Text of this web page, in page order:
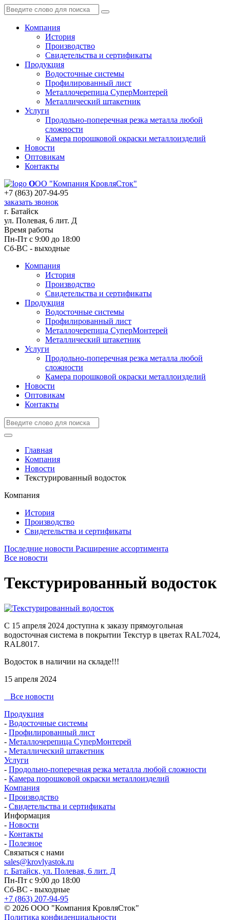
Компания
История
Производство
Свидетельства и сертификаты
Продукция
Водосточные системы
Профилированный лист
Металлочерепица СуперМонтерей
Металлический штакетник
Услуги
Продольно-поперечная резка металла любой
сложности
Камера порошковой окраски металлоизделий
Новости
Оптовикам
Контакты
ООО "Компания КровляСток"
+7 (863) 207-94-95
заказать звонок
г. Батайск
ул. Полевая, 6 лит. Д
Время работы
Пн-Пт с 9:00 до 18:00
Сб-ВС - выходные
Компания
История
Производство
Свидетельства и сертификаты
Продукция
Водосточные системы
Профилированный лист
Металлочерепица СуперМонтерей
Металлический штакетник
Услуги
Продольно-поперечная резка металла любой
сложности
Камера порошковой окраски металлоизделий
Новости
Оптовикам
Контакты
Главная
Компания
Новости
Текстурированный водосток
Компания
История
Производство
Свидетельства и сертификаты
Последние новости Расширение ассортимента
Все новости
Текстурированный водосток
С 15 апреля 2024 доступна к заказу прямоугольная
водосточная система в покрытии Текстур в цветах RAL7024,
RAL8017.
Водосток в наличии на складе!!!
15 апреля 2024
Все новости
Продукция
- Водосточные системы
- Профилированный лист
- Металлочерепица СуперМонтерей
- Металлический штакетник
Услуги
- Продольно-поперечная резка металла любой сложности
- Камера порошковой окраски металлоизделий
Компания
- Производство
- Свидетельства и сертификаты
Информация
- Новости
- Контакты
- Полезное
Связаться с нами
sales@krovlyastok.ru
г. Батайск, ул. Полевая, 6 лит. Д
Пн-Пт с 9:00 до 18:00
Сб-ВС - выходные
+7 (863) 207-94-95
© 2026 ООО "Компания КровляСток"
Политика конфиденциальности